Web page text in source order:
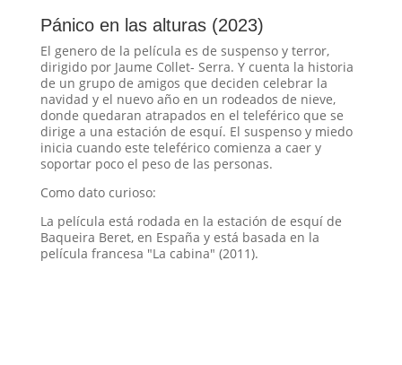
Pánico en las alturas (2023)
El genero de la película es de suspenso y terror,
dirigido por Jaume Collet- Serra. Y cuenta la historia
de un grupo de amigos que deciden celebrar la
navidad y el nuevo año en un rodeados de nieve,
donde quedaran atrapados en el teleférico que se
dirige a una estación de esquí. El suspenso y miedo
inicia cuando este teleférico comienza a caer y
soportar poco el peso de las personas.
Como dato curioso:
La película está rodada en la estación de esquí de
Baqueira Beret, en España y está basada en la
película francesa "La cabina" (2011).